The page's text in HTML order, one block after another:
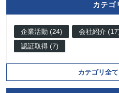
カテゴ
企業活動 (24) 会社紹介
認証取得 (7)
カテゴリ全